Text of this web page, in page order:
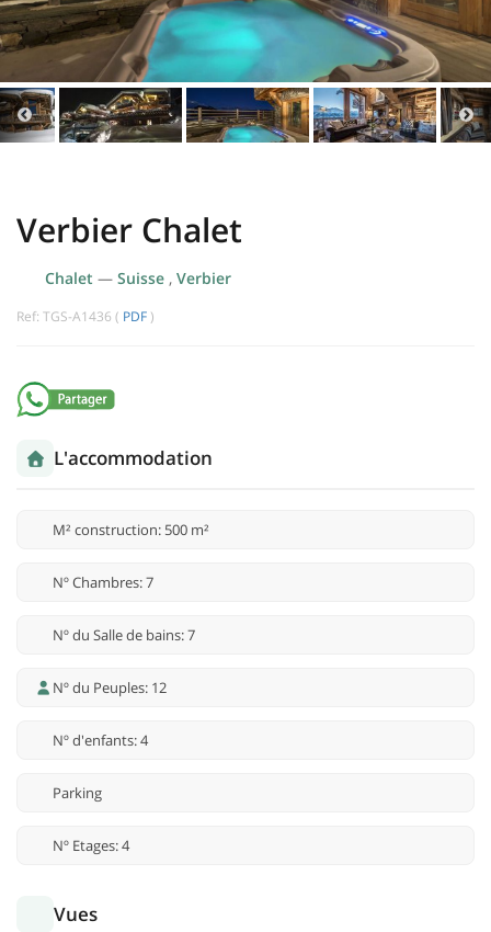
Verbier Chalet
Chalet — Suisse , Verbier
Ref: TGS-A1436 ( PDF )
L'accommodation
M² construction: 500 m²
Nº Chambres: 7
Nº du Salle de bains: 7
Nº du Peuples: 12
Nº d'enfants: 4
Parking
Nº Etages: 4
Vues